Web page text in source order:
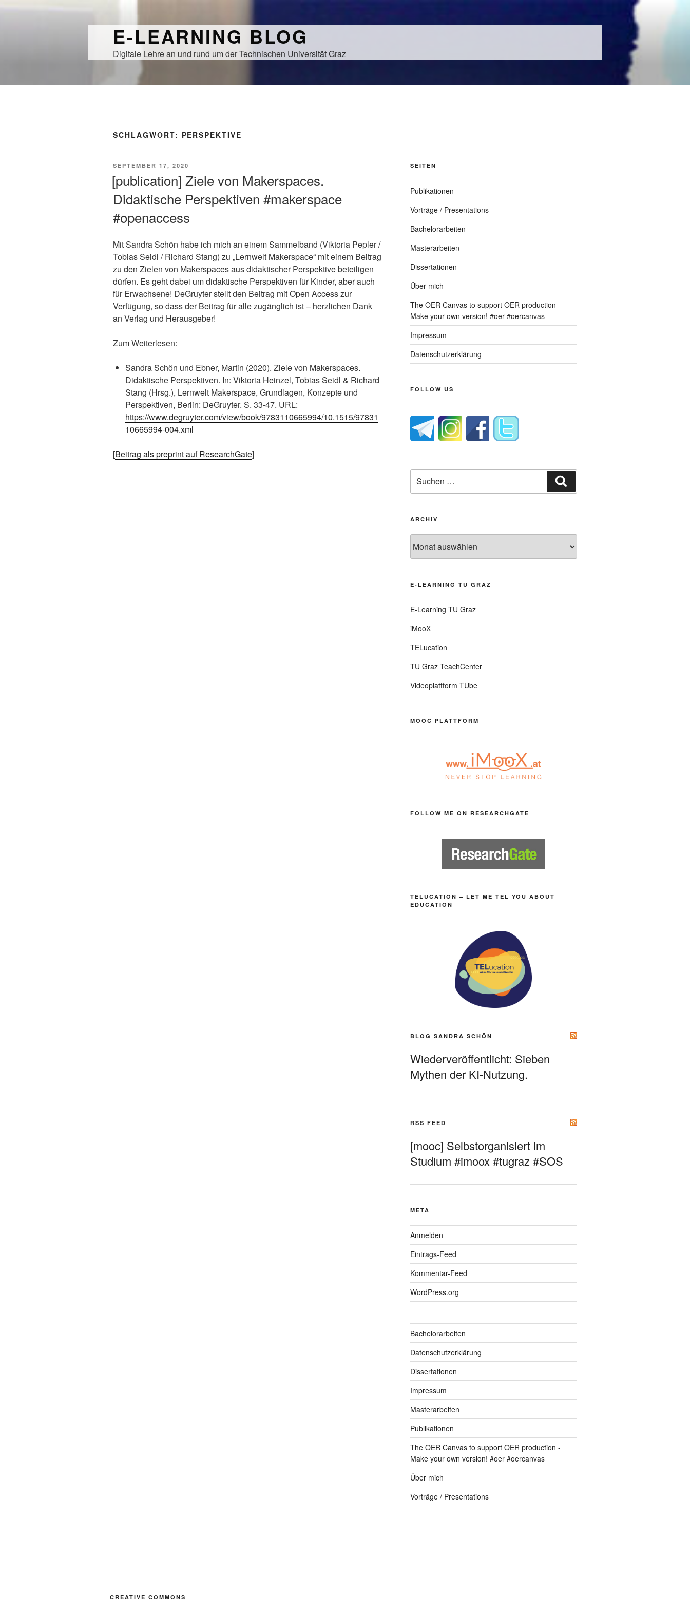
E-LEARNING BLOG
Digitale Lehre an und rund um der Technischen Universität Graz
SCHLAGWORT: PERSPEKTIVE
VERÖFFENTLICHT
SEPTEMBER 17, 2020
[publication] Ziele von Makerspaces.
Didaktische Perspektiven #makerspace
#openaccess
Mit Sandra Schön habe ich mich an einem Sammelband (Viktoria Pepler /
Tobias Seidl / Richard Stang) zu „Lernwelt Makerspace“ mit einem Beitrag
zu den Zielen von Makerspaces aus didaktischer Perspektive beteiligen
dürfen. Es geht dabei um didaktische Perspektiven für Kinder, aber auch
für Erwachsene! DeGruyter stellt den Beitrag mit Open Access zur
Verfügung, so dass der Beitrag für alle zugänglich ist – herzlichen Dank
an Verlag und Herausgeber!
Zum Weiterlesen:
Sandra Schön und Ebner, Martin (2020). Ziele von Makerspaces.
Didaktische Perspektiven. In: Viktoria Heinzel, Tobias Seidl & Richard
Stang (Hrsg.), Lernwelt Makerspace, Grundlagen, Konzepte und
Perspektiven, Berlin: DeGruyter. S. 33-47. URL:
https://www.degruyter.com/view/book/9783110665994/10.1515/97831
10665994-004.xml
[Beitrag als preprint auf ResearchGate]
SEITEN
Publikationen
Vorträge / Presentations
Bachelorarbeiten
Masterarbeiten
Dissertationen
Über mich
The OER Canvas to support OER production –
Make your own version! #oer #oercanvas
Impressum
Datenschutzerklärung
FOLLOW US
nach:
ARCHIV
E-LEARNING TU GRAZ
E-Learning TU Graz
iMooX
TELucation
TU Graz TeachCenter
Videoplattform TUbe
MOOC PLATTFORM
FOLLOW ME ON RESEARCHGATE
TELUCATION – LET ME TEL YOU ABOUT
EDUCATION
BLOG SANDRA SCHÖN
Wiederveröffentlicht: Sieben
Mythen der KI-Nutzung.
RSS FEED
[mooc] Selbstorganisiert im
Studium #imoox #tugraz #SOS
META
Anmelden
Eintrags-Feed
Kommentar-Feed
WordPress.org
Bachelorarbeiten
Datenschutzerklärung
Dissertationen
Impressum
Masterarbeiten
Publikationen
The OER Canvas to support OER production -
Make your own version! #oer #oercanvas
Über mich
Vorträge / Presentations
CREATIVE COMMONS